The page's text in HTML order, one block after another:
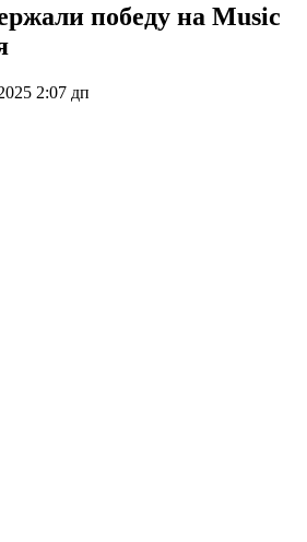
победу на Music
2:07 дп